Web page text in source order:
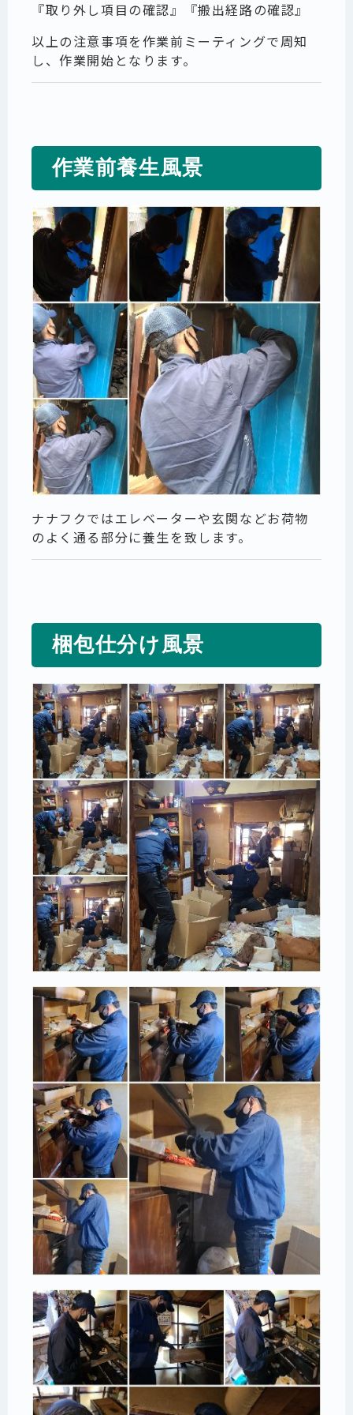
『取り外し項目の確認』『搬出経路の確認』
以上の注意事項を作業前ミーティングで周知
し、作業開始となります。
作業前養生風景
ナナフクではエレベーターや玄関などお荷物
のよく通る部分に養生を致します。
梱包仕分け風景